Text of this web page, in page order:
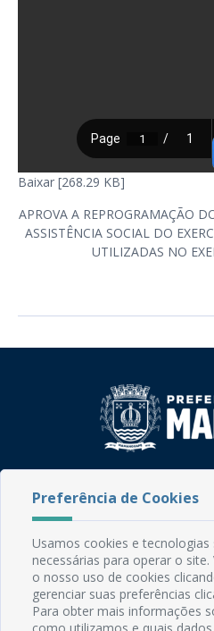
Baixar [268.29 KB]
APROVA A REPROGRAMAÇÃO
ASSISTÊNCIA SOCIAL DO
UTILIZADAS NO
CEP: 58.280-000 -
Fone: (83) 3292-
Email:
Expediente: Segunda à Sexta,
Mapa do Site
Perguntas
Preferência de Cookies
Usamos cookies e
necessárias para operar o
o nosso uso de cookies
gerenciar suas preferências
Para obter mais informações